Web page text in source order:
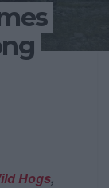
Hogs,